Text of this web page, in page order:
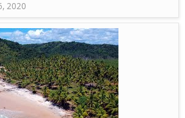
2020